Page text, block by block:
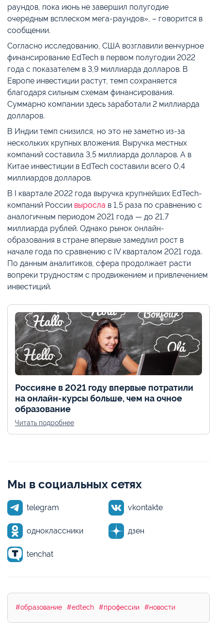
раундов, пока июнь не завершил полугодие
очередным всплеском мега-раундов», – говорится в
сообщении.
Согласно исследованию, США возглавили венчурное
финансирование EdTech в первом полугодии 2022
года с показателем в 3,9 миллиарда долларов. В
Европе инвестиции растут, темп сохраняется
благодаря сильным схемам финансирования.
Суммарно компании здесь заработали 2 миллиарда
долларов.
В Индии темп снизился, но это не заметно из-за
нескольких крупных вложения. Выручка местных
компаний составила 3,5 миллиарда долларов. А в
Китае инвестиции в EdTech составили всего 0,4
миллиардов долларов.
В I квартале 2022 года выручка крупнейших EdTech-
компаний России выросла в 1,5 раза по сравнению с
аналогичным периодом 2021 года — до 21,7
миллиарда рублей. Однако рынок онлайн-
образования в стране впервые замедлил рост в
начале года по сравнению с IV кварталом 2021 года.
По данным аналитиков, сфера продолжает расти
вопреки трудностям с продвижением и привлечением
инвестиций.
Россияне в 2021 году впервые потратили
на онлайн-курсы больше, чем на очное
образование
Читать подробнее
Мы в социальных сетях
telegram vkontakte
одноклассники дзен
tenchat
#образование #edtech #профессии #новости